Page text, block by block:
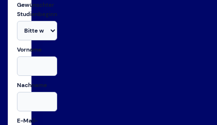
Gewünschter
Studienbeginn
Vorname
Nachname
E-Mail-